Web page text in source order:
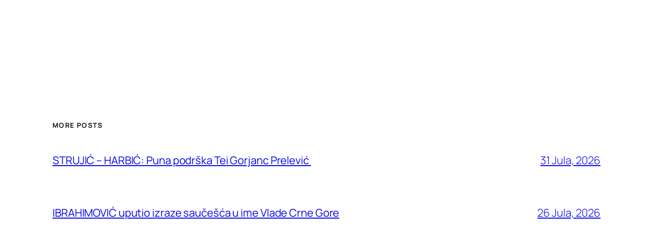
MORE POSTS
STRUJIĆ – HARBIĆ: Puna podrška Tei Gorjanc Prelević 31 Jula, 2026
IBRAHIMOVIĆ uputio izraze saučešća u ime Vlade Crne Gore 26 Jula, 2026